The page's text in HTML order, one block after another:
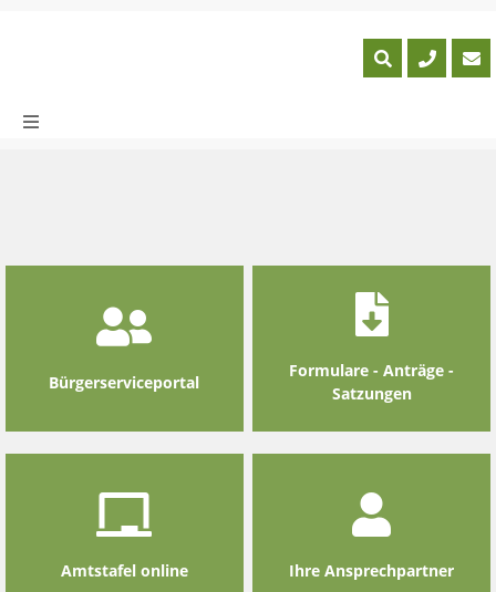
content
Bürgerserviceportal
Formulare - Anträge -
Satzungen
Amtstafel online Ihre Ansprechpartner